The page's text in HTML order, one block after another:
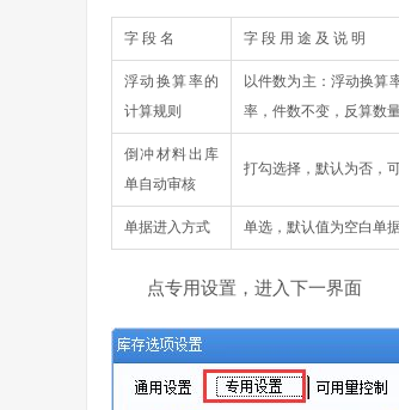
字 段 名 字 段 用 途 及 说 明
浮动换算率的
计算规则
以件数为主：浮动换算
率，件数不变，反算数
倒冲材料出库
单自动审核
打勾选择，默认为否，
单据进入方式 单选，默认值为空白单
点专用设置，进入下一界面